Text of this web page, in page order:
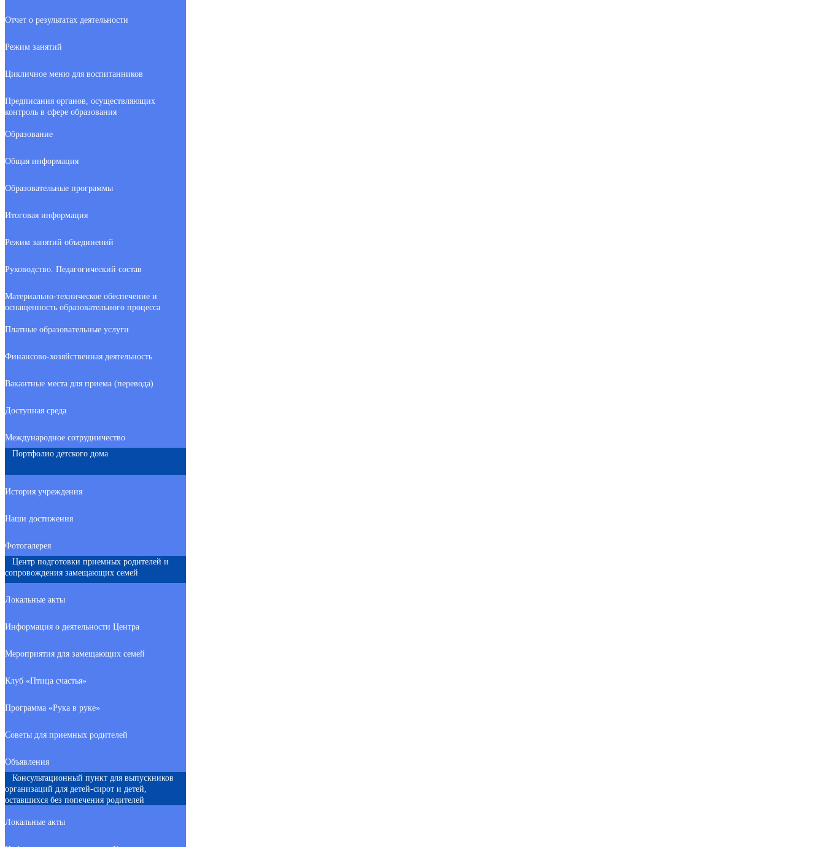
Отчет о результатах деятельности
Режим занятий
Цикличное меню для воспитанников
Предписания органов, осуществляющих
контроль в сфере образования
Образование
Общая информация
Образовательные программы
Итоговая информация
Режим занятий объединений
Руководство. Педагогический состав
Материально-техническое обеспечение и
оснащенность образовательного процесса
Платные образовательные услуги
Финансово-хозяйственная деятельность
Вакантные места для приема (перевода)
Доступная среда
Международное сотрудничество
Портфолио детского дома
История учреждения
Наши достижения
Фотогалерея
Центр подготовки приемных родителей и
сопровождения замещающих семей
Локальные акты
Информация о деятельности Центра
Мероприятия для замещающих семей
Клуб «Птица счастья»
Программа «Рука в руке»
Советы для приемных родителей
Объявления
Консультационный пункт для выпускников
организаций для детей-сирот и детей,
оставшихся без попечения родителей
Локальные акты